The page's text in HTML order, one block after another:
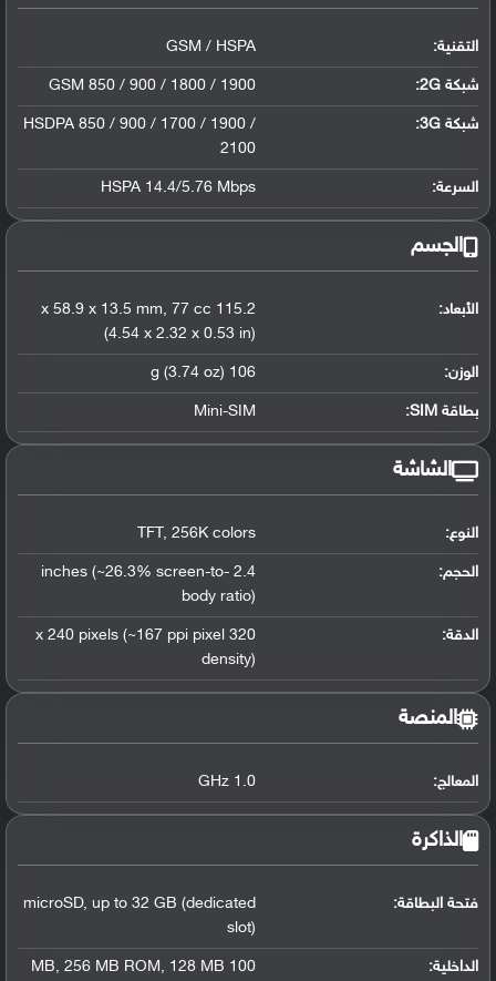
التقنية: GSM / HSPA
شبكة 2G: GSM 850 / 900 / 1800 / 1900
شبكة 3G :
HSDPA 850 / 900 / 1700 / 1900 /
2100
السرعة: HSPA 14.4/5.76 Mbps
الجسم
الأبعاد: 115.2 x 58.9 x 13.5 mm
, 77 cc
(4.54 x 2.32 x 0.53 in)
الوزن: 106 g (3.74 oz)
بطاقة SIM: Mini-SIM
الشاشة
النوع: TFT, 256K colors
الحجم:
2.4 inches (~26.3% screen-to-
body ratio)
الدقة:
320 x 240 pixels (~167 ppi pixel
density)
المنصة
المعالج:
1.0 GHz
الذاكرة
فتحة البطاقة: microSD, up to 32 GB (dedicated
slot)
الداخلية: 100 MB
, 256 MB ROM, 128 MB